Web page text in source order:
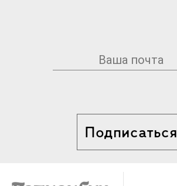
Подписаться